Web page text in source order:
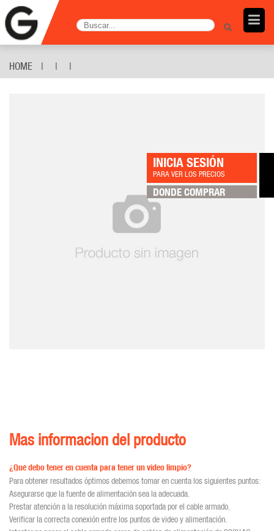
HOME
INICIA SESIÓN
PARA VER LOS PRECIOS
DONDE COMPRAR
Mas informacion del producto
¿Qué debo tener en cuenta para tener un video limpio?
Para obtener resultados óptimos debemos tomar en cuenta los siguientes puntos:
Asegurarse que la fuente de alimentación sea la adecuada.
Prestar atención a la resolución máxima soportada por el cable armado.
Verificar la correcta conexión entre los puntos de video y alimentación.